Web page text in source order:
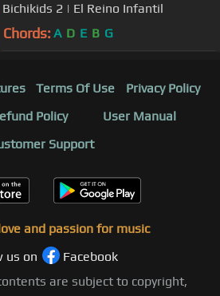
Bichikids 2 | El Reino Infantil
Chords: A D E B G
Terms Of Use
Privacy Policy
Policy
User Manual
Support
and passion for music
us on
Facebook
are subject to copyright,